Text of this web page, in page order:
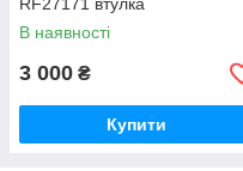
В наявності
3 000 ₴
Купити